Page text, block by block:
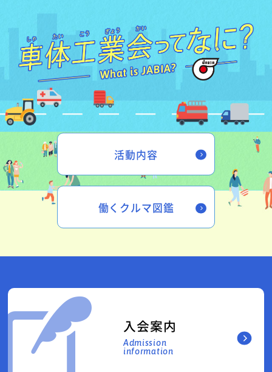
活動内容
働くクルマ図鑑
入会案内
Admission
information